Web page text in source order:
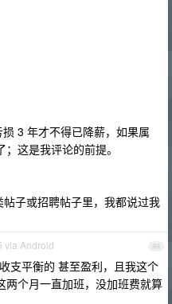
3 年才不得已降薪，如果属
这是我评论的前提。
子或招聘帖子里，我都说过我
49
via Android
支平衡的 甚至盈利，且我这个
两个月一直加班，没加班费就算